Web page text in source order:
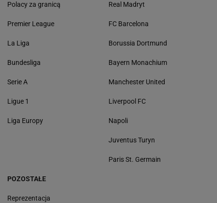
Polacy za granicą
Premier League
La Liga
Bundesliga
Serie A
Ligue 1
Liga Europy
Real Madryt
FC Barcelona
Borussia Dortmund
Bayern Monachium
Manchester United
Liverpool FC
Napoli
Juventus Turyn
Paris St. Germain
POZOSTAŁE
Reprezentacja